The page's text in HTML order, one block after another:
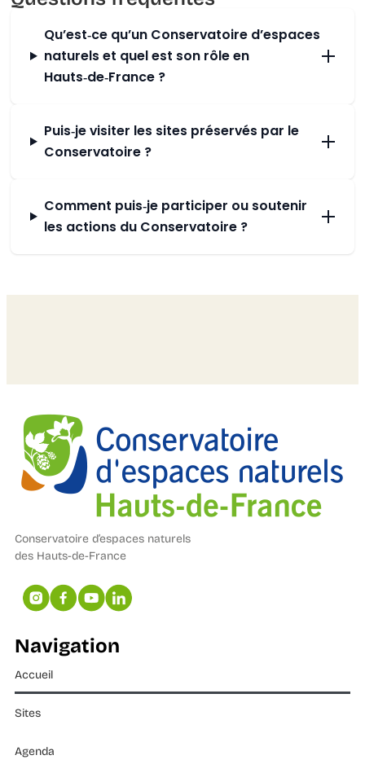
Qu’est‑ce qu’un Conservatoire d’espaces
naturels et quel est son rôle en
Hauts‑de‑France ?
Puis‑je visiter les sites préservés par le
Conservatoire ?
Comment puis‑je participer ou soutenir
les actions du Conservatoire ?
Conservatoire d’espaces naturels
des Hauts-de-France
Navigation
Accueil
Sites
Agenda